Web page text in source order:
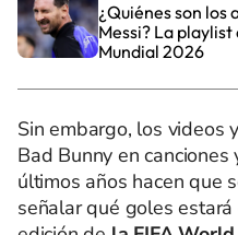
¿Quiénes son
Messi? La
Mundial 2026
Sin embargo, los videos
Bad Bunny en
últimos años hacen que
señalar qué goles